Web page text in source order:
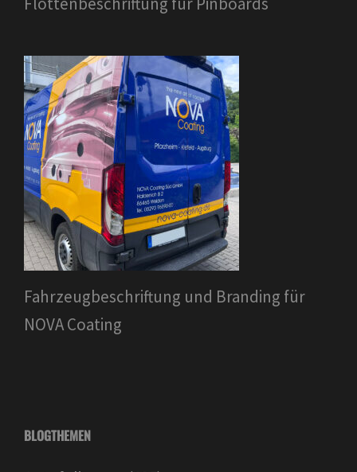
Fahrzeugbeschriftung und Branding für
NOVA Coating
BLOGTHEMEN